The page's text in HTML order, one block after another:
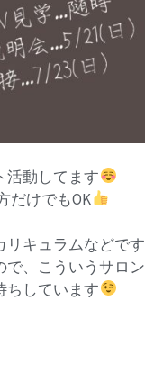
活動してます
だけでもOK
リキュラムなどです
で、こういうサロン
ちしています